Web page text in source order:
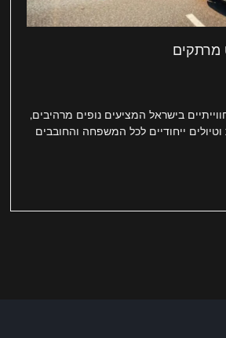
מרתקים
בישראל המציעים נופים מרהיבים,
וטיולים ייחודיים לכל המשפחה והחובבים